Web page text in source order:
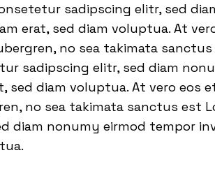
sadipscing elitr, sed
erat, sed diam voluptua. At
no sea takimata
sadipscing elitr, sed diam
sed diam voluptua. At vero eos
no sea takimata sanctus est
diam nonumy eirmod tempor